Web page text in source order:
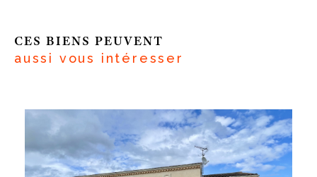
CES BIENS PEUVENT
aussi vous intéresser